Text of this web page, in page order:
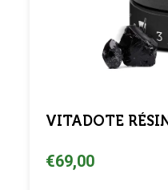
VITADOTE
€69,00